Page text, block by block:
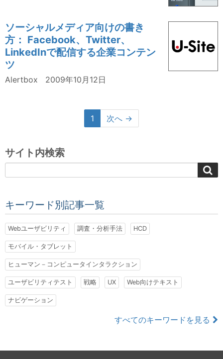
ソーシャルメディア向けの書き
方： Facebook、Twitter、
LinkedInで配信する企業コンテン
ツ
Alertbox 2009年10月12日
1 次へ →
サイト内検索
キーワード別記事一覧
Webユーザビリティ 調査・分析手法 HCD
モバイル・タブレット
ヒューマン－コンピュータインタラクション
ユーザビリティテスト 戦略 UX Web向けテキスト
ナビゲーション
すべてのキーワードを見る